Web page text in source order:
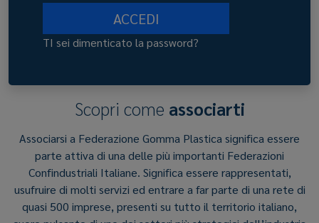
ACCEDI
TI sei dimenticato la password?
Scopri come associarti
Associarsi a Federazione Gomma Plastica significa essere
parte attiva di una delle più importanti Federazioni
Confindustriali Italiane. Significa essere rappresentati,
usufruire di molti servizi ed entrare a far parte di una rete di
quasi 500 imprese, presenti su tutto il territorio italiano,